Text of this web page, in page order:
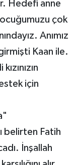
Hedefi anne
çok
Anımız
Kaan ile.
için
belirten Fatih
İnşallah